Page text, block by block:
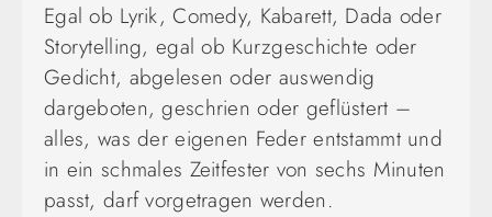
Egal ob Lyrik, Comedy, Kabarett, Dada oder
Storytelling, egal ob Kurzgeschichte oder
Gedicht, abgelesen oder auswendig
dargeboten, geschrien oder geflüstert –
alles, was der eigenen Federentstammt und
in ein schmales Zeitfester von sechs Minuten
passt, darf vorgetragen werden.